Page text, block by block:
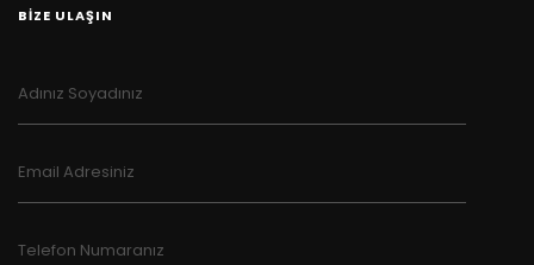
BİZE ULAŞIN
Adınız Soyadınız
Email Adresiniz
Telefon Numaranız